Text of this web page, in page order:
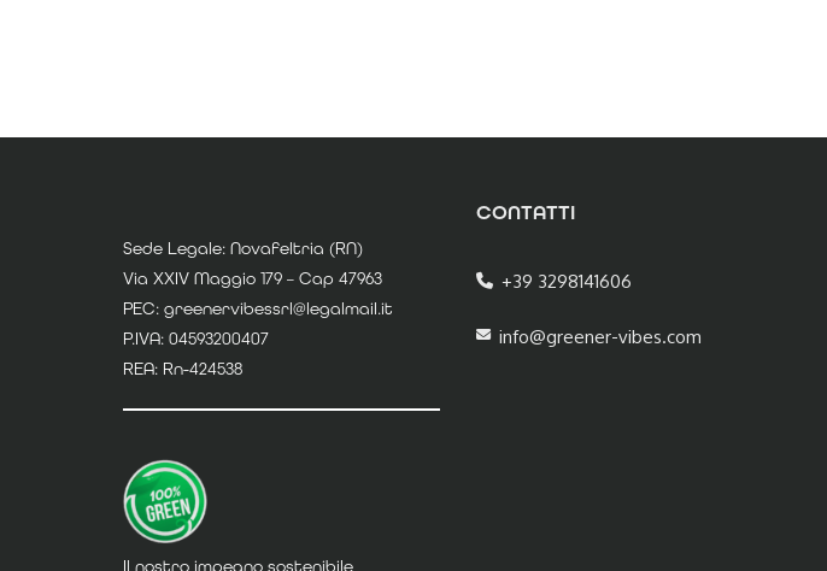
Sede Legale: Novafeltria (RN)
Via XXIV Maggio 179 – Cap 47963
PEC: greenervibessrl@legalmail.it
P.IVA: 04593200407
REA: Rn-424538
Il nostro impegno sostenibile
CONTATTI
+39 3298141606
info@greener-vibes.com